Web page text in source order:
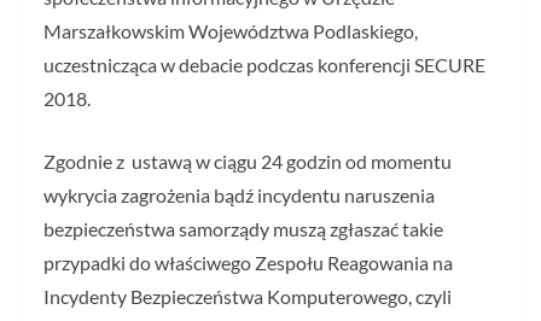
Marszałkowskim Województwa Podlaskiego,
uczestnicząca w debacie podczas konferencji SECURE
2018.
Zgodnie z ustawą w ciągu 24 godzin od momentu
wykrycia zagrożenia bądź incydentu naruszenia
bezpieczeństwa samorządy muszą zgłaszać takie
przypadki do właściwego Zespołu Reagowania na
Incydenty Bezpieczeństwa Komputerowego, czyli